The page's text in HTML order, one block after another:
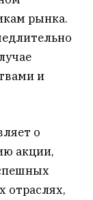
рынка.
и
о
акции,
отраслях,